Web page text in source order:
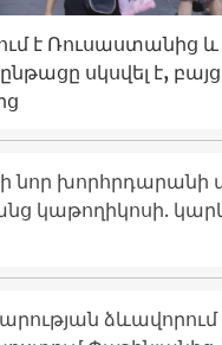
է Ռուսաստանից և
սկսվել է, բայց
նոր խորհրդարանի
կաթողիկոսի.
ձևավորում